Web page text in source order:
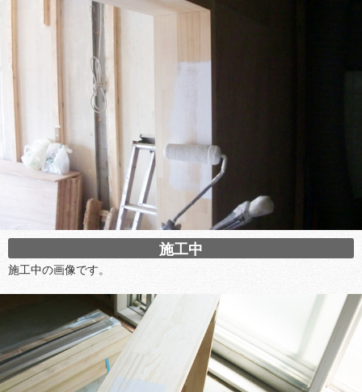
施工中
施工中の画像です。